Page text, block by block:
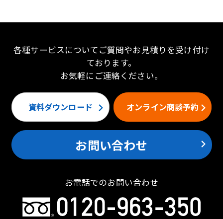
各種サービスについてご質問やお見積りを受け付け
ております。
お気軽にご連絡ください。
資料ダウンロード オンライン商談予約
お問い合わせ
お電話でのお問い合わせ